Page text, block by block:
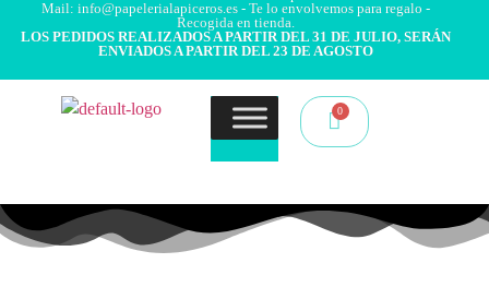
Mail: info@papelerialapiceros.es - Te lo envolvemos para regalo -
Recogida en tienda.
LOS PEDIDOS REALIZADOS A PARTIR DEL 31 DE JULIO, SERÁN
ENVIADOS A PARTIR DEL 23 DE AGOSTO